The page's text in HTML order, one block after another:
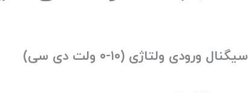
سیگنال ورودی ولتاژی (۱۰-۰ ولت دی سی)